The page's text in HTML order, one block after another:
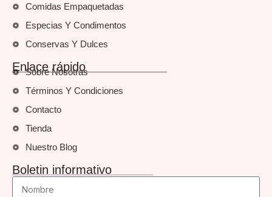
Comidas Empaquetadas
Especias Y Condimentos
Conservas Y Dulces
Enlace rápido
Sobre Nosotras
Términos Y Condiciones
Contacto
Tienda
Nuestro Blog
Boletin informativo